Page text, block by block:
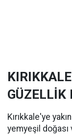
GÜZELLİK
Kırıkkale'ye
yemyeşil